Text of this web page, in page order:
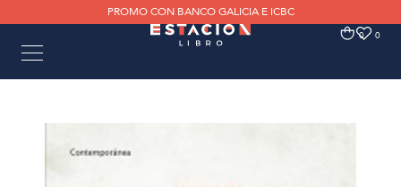
PROMO CON BANCO GALICIA E ICBC
0 0